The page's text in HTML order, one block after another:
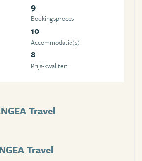
9
Boekingsproces
10
Accommodatie(s)
8
Prijs-kwaliteit
Travel
Travel